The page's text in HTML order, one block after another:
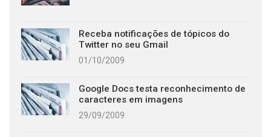
Receba notificações de tópicos do
Twitter no seu Gmail
01/10/2009
Google Docs testa reconhecimento de
caracteres em imagens
29/09/2009